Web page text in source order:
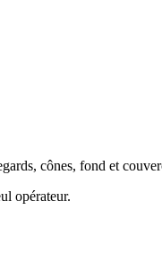
cônes, fond et
opérateur.